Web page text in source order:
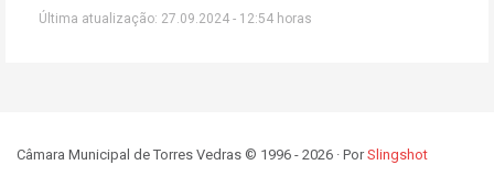
Última atualização: 27.09.2024 - 12:54 horas
Câmara Municipal de Torres Vedras © 1996 - 2026 · PorSlingshot